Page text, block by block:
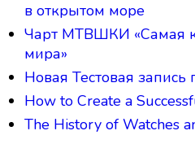
в открытом море
Чарт МТВШКИ «Самая
мира»
Новая Тестовая запись
How to Create a
The History of Watches